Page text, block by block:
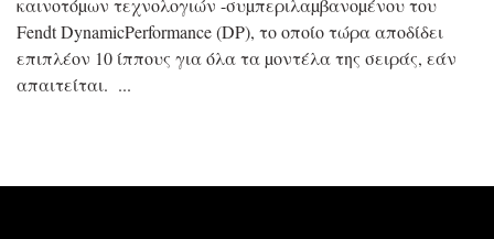
Fendt DynamicPerformance (DP), το οποίο τώρα αποδίδει
επιπλέον 10 ίππους για όλα τα µοντέλα της σειράς, εάν
απαιτείται.